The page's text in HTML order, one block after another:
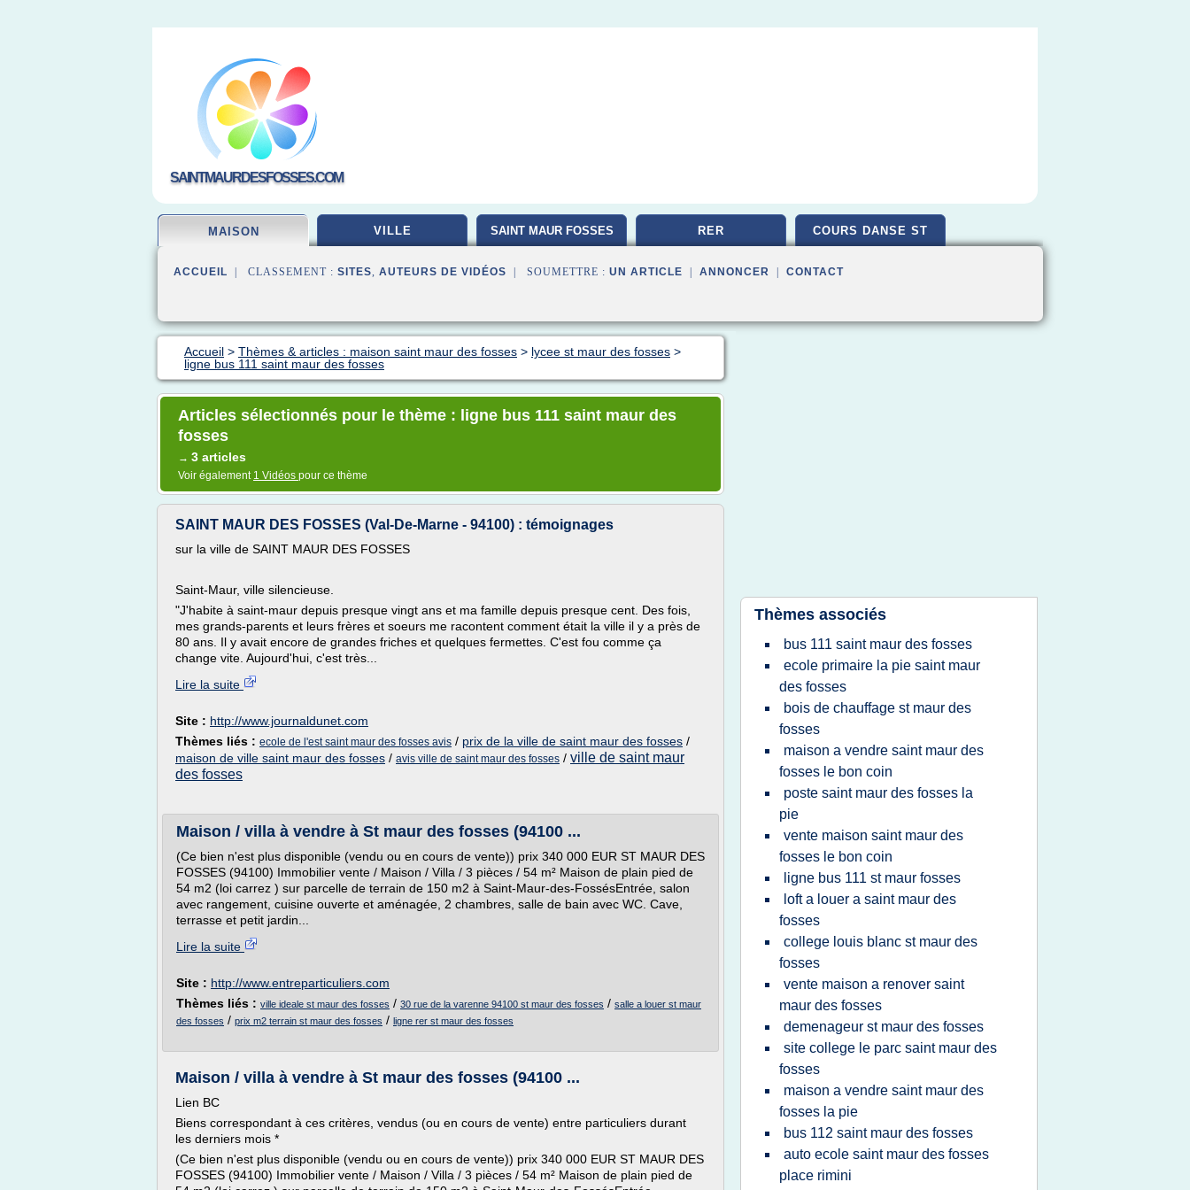
SAINTMAURDESFOSSES.COM
MAISON VILLE SAINT MAUR FOSSES RER COURS DANSE ST
ACCUEIL | CLASSEMENT : SITES, AUTEURS DE VIDÉOS | SOUMETTRE : UN ARTICLE ANNONCER CONTACT
Accueil > Thèmes & articles : maison saint maur des fosses > lycee st maur des fosses >
ligne bus 111 saint maur des fosses
Articles sélectionnés pour le thème : ligne bus 111 saint maur des
fosses
→ 3 articles
Voir également 1 Vidéos pour ce thème
SAINT MAUR DES FOSSES (Val-De-Marne - 94100) : témoignages
sur la ville de SAINT MAUR DES FOSSES
Saint-Maur, ville silencieuse.
"J'habite à saint-maur depuis presque vingt ans et ma famille depuis presque cent. Des fois,
mes grands-parents et leurs frères et soeurs me racontent comment était la ville il y a près de
80 ans. Il y avait encore de grandes friches et quelques fermettes. C'est fou comme ça
change vite. Aujourd'hui, c'est très...
Lire la suite
Site : http://www.journaldunet.com
Thèmes liés : ecole de l'est saint maur des fosses avis / prix de la ville de saint maur des fosses /
maison de ville saint maur des fosses / avis ville de saint maur des fosses / ville de saint maur
des fosses
Maison / villa à vendre à St maur des fosses (94100 ...
(Ce bien n'est plus disponible (vendu ou en cours de vente)) prix 340 000 EUR ST MAUR DES
FOSSES (94100) Immobilier vente / Maison / Villa / 3 pièces / 54 m² Maison de plain pied de
54 m2 (loi carrez ) sur parcelle de terrain de 150 m2 à Saint-Maur-des-FossésEntrée, salon
avec rangement, cuisine ouverte et aménagée, 2 chambres, salle de bain avec WC. Cave,
terrasse et petit jardin...
Lire la suite
Site : http://www.entreparticuliers.com
Thèmes liés : ville ideale st maur des fosses / 30 rue de la varenne 94100 st maur des fosses / salle a louer st maur
des fosses / prix m2 terrain st maur des fosses / ligne rer st maur des fosses
Maison / villa à vendre à St maur des fosses (94100 ...
Lien BC
Biens correspondant à ces critères, vendus (ou en cours de vente) entre particuliers durant
les derniers mois *
(Ce bien n'est plus disponible (vendu ou en cours de vente)) prix 340 000 EUR ST MAUR DES
FOSSES (94100) Immobilier vente / Maison / Villa / 3 pièces / 54 m² Maison de plain pied de
Thèmes associés
bus 111 saint maur des fosses
ecole primaire la pie saint maur
des fosses
bois de chauffage st maur des
fosses
maison a vendre saint maur des
fosses le bon coin
poste saint maur des fosses la
pie
vente maison saint maur des
fosses le bon coin
ligne bus 111 st maur fosses
loft a louer a saint maur des
fosses
college louis blanc st maur des
fosses
vente maison a renover saint
maur des fosses
demenageur st maur des fosses
site college le parc saint maur des
fosses
maison a vendre saint maur des
fosses la pie
bus 112 saint maur des fosses
auto ecole saint maur des fosses
place rimini